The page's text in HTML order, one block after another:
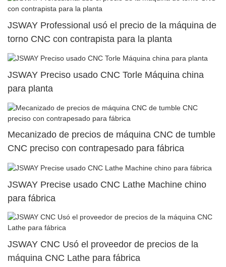
JSWAY Professional usó el precio de la máquina de
torno CNC con contrapista para la planta
JSWAY Preciso usado CNC Torle Máquina china
para planta
Mecanizado de precios de máquina CNC de tumble
CNC preciso con contrapesado para fábrica
JSWAY Precise usado CNC Lathe Machine chino
para fábrica
JSWAY CNC Usó el proveedor de precios de la
máquina CNC Lathe para fábrica